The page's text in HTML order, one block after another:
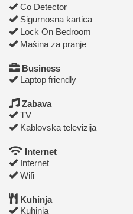
Co Detector
Sigurnosna kartica
Lock On Bedroom
Mašina za pranje
Business
Laptop friendly
Zabava
TV
Kablovska televizija
Internet
Internet
Wifi
Kuhinja
Kuhinja